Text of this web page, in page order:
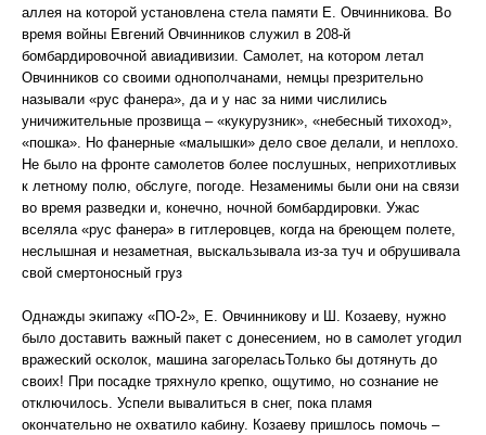
аллея на которой установлена стела памяти Е. Овчинникова. Во
время войны Евгений Овчинников служил в 208-й
бомбардировочной авиадивизии. Самолет, на котором летал
Овчинников со своими однополчанами, немцы презрительно
называли «рус фанера», да и у нас за ними числились
уничижительные прозвища – «кукурузник», «небесный тихоход»,
«пошка». Но фанерные «малышки» дело свое делали, и неплохо.
Не было на фронте самолетов более послушных, неприхотливых
к летному полю, обслуге, погоде. Незаменимы были они на связи
во время разведки и, конечно, ночной бомбардировки. Ужас
вселяла «рус фанера» в гитлеровцев, когда на бреющем полете,
неслышная и незаметная, выскальзывала из-за туч и обрушивала
свой смертоносный груз
Однажды экипажу «ПО-2», Е. Овчинникову и Ш. Козаеву, нужно
было доставить важный пакет с донесением, но в самолет угодил
вражеский осколок, машина загореласьТолько бы дотянуть до
своих! При посадке тряхнуло крепко, ощутимо, но сознание не
отключилось. Успели вывалиться в снег, пока пламя
окончательно не охватило кабину. Козаеву пришлось помочь –